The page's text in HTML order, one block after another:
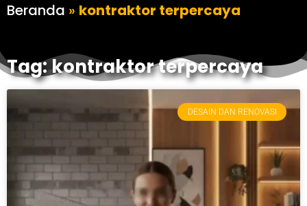
Beranda » kontraktor terpercaya
Tag: kontraktor terpercaya
DESAIN DAN RENOVASI